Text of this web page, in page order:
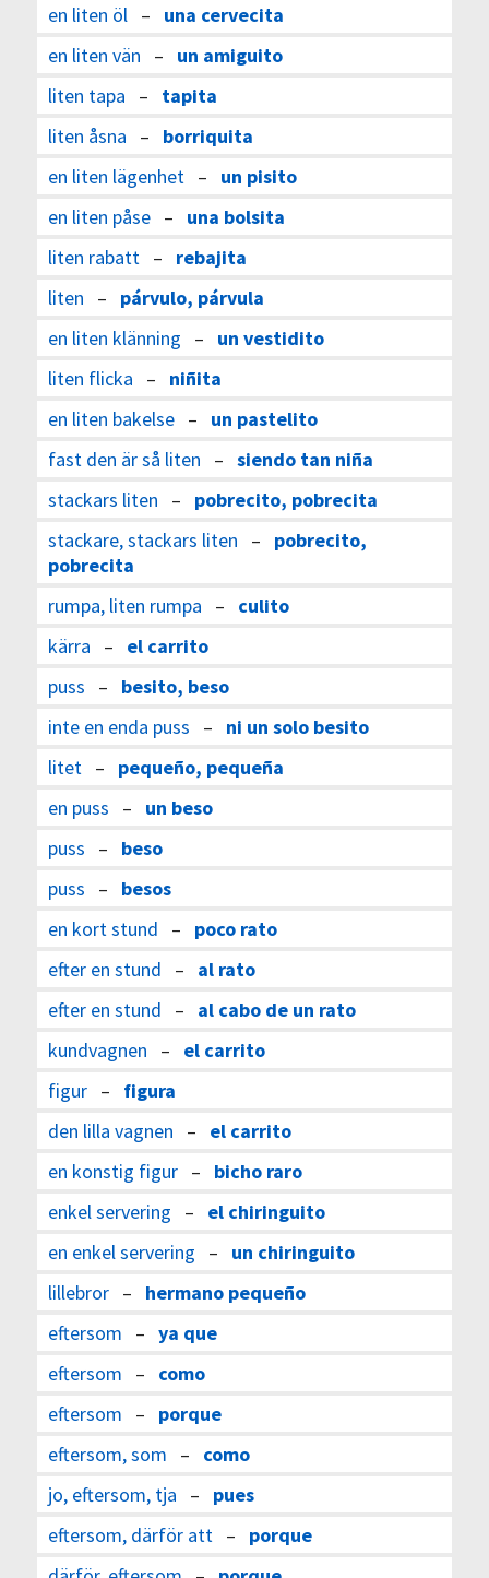
en liten öl– una cervecita
en liten vän – un amiguito
liten tapa – tapita
liten åsna – borriquita
en liten lägenhet– un pisito
en liten påse– una bolsita
liten rabatt– rebajita
liten – párvulo, párvula
en liten klänning – un vestidito
liten flicka – niñita
en liten bakelse– un pastelito
fast den är så liten – siendo tan niña
stackars liten – pobrecito, pobrecita
stackare, stackars liten – pobrecito,
pobrecita
rumpa, liten rumpa – culito
kärra – el carrito
puss – besito, beso
inte en enda puss – ni un solo besito
litet– pequeño, pequeña
en puss – un beso
puss – beso
puss – besos
en kort stund – poco rato
efter en stund – al rato
efter en stund – al cabo de un rato
kundvagnen – el carrito
figur– figura
den lilla vagnen – el carrito
en konstig figur– bicho raro
enkel servering – el chiringuito
en enkel servering – un chiringuito
lillebror– hermano pequeño
eftersom – ya que
eftersom – como
eftersom – porque
eftersom, som – como
jo, eftersom, tja – pues
eftersom, därför att– porque